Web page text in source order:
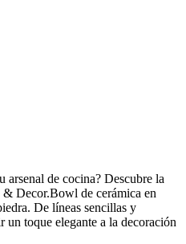
arsenal de cocina? Descubre la
Decor.Bowl de cerámica en
De líneas sencillas y
un toque elegante a la decoración